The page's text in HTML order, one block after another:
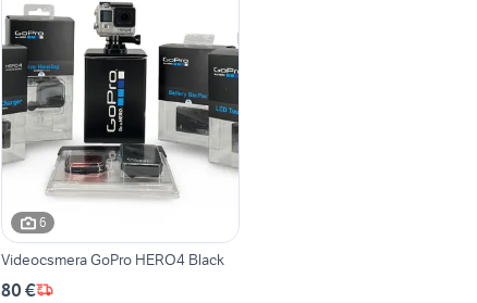
6
Videocsmera GoPro HERO4 Black
80 €